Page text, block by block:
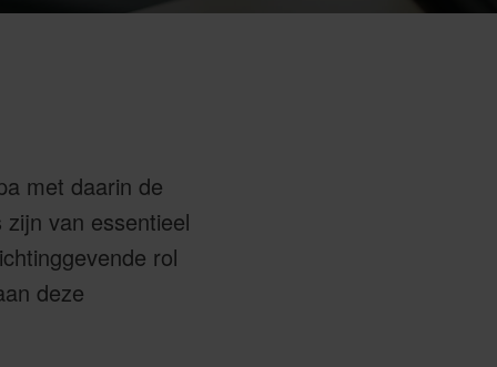
met daarin de
van essentieel
rol
deze